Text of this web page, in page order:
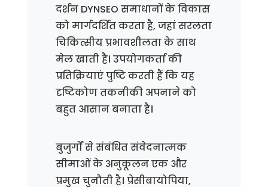
दर्शन DYNSEO समाधानों के विकास
को मार्गदर्शित करता है, जहां सरलता
चिकित्सीय प्रभावशीलता के साथ
मेल खाती है। उपयोगकर्ता की
प्रतिक्रियाएं पुष्टि करती हैं कि यह
दृष्टिकोण तकनीकी अपनाने को
बहुत आसान बनाता है।
बुजुर्गों से संबंधित संवेदनात्मक
सीमाओं के अनुकूलन एक और
प्रमुख चुनौती है। प्रेसीबायोपिया,